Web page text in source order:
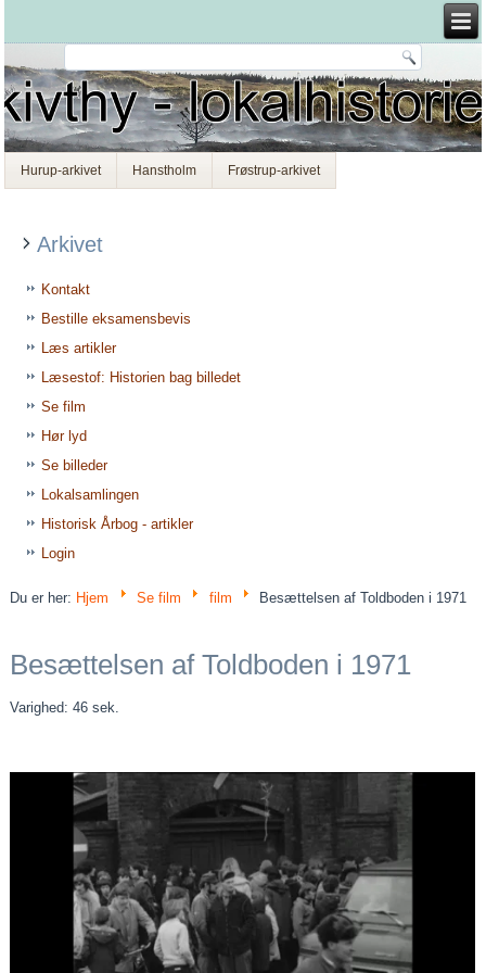
Hurup-arkivet Hanstholm Frøstrup-arkivet
Arkivet
Kontakt
Bestille eksamensbevis
Læs artikler
Læsestof: Historien bag billedet
Se film
Hør lyd
Se billeder
Lokalsamlingen
Historisk Årbog - artikler
Login
Du er her: Hjem Se film film Besættelsen af Toldboden i 1971
Besættelsen af Toldboden i 1971
Varighed: 46 sek.